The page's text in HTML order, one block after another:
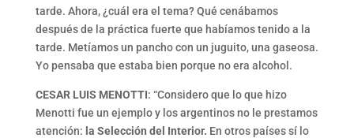
tarde. Ahora, ¿cuál era el tema? Qué cenábamos
después de la práctica fuerte que habíamos tenido a la
tarde. Metíamos un pancho con un juguito, una gaseosa.
Yo pensaba que estaba bien porque no era alcohol.
CESAR LUIS MENOTTI: “Considero que lo que hizo
Menotti fue un ejemplo y los argentinos no le prestamos
atención: la Selección del Interior. En otros países sí lo